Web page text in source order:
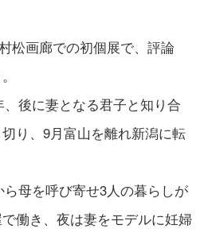
画廊での初個展で、評論
後に妻となる君子と知り合
り、9月富山を離れ新潟に転
母を呼び寄せ3人の暮らしが
働き、夜は妻をモデルに妊婦